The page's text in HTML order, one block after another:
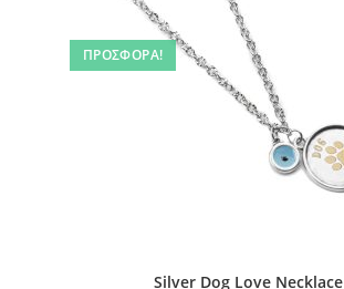
ΠΡΟΣΦΟΡΆ!
Silver Dog Love Necklace